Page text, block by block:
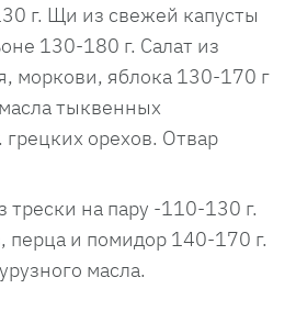
г. Щи из свежей капусты
130-180 г. Салат из
моркови, яблока 130-170 г
тыквенных
орехов. Отвар
трески на пару -110-130 г.
перца и помидор 140-170 г.
масла.